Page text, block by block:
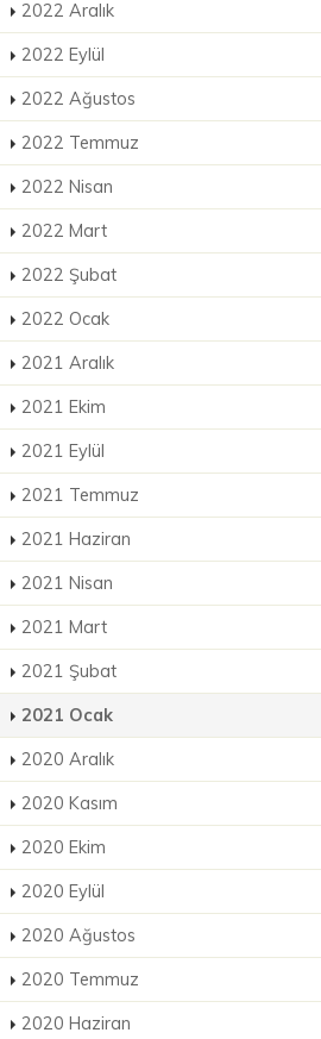
2022 Aralık
2022 Eylül
2022 Ağustos
2022 Temmuz
2022 Nisan
2022 Mart
2022 Şubat
2022 Ocak
2021 Aralık
2021 Ekim
2021 Eylül
2021 Temmuz
2021 Haziran
2021 Nisan
2021 Mart
2021 Şubat
2021 Ocak
2020 Aralık
2020 Kasım
2020 Ekim
2020 Eylül
2020 Ağustos
2020 Temmuz
2020 Haziran